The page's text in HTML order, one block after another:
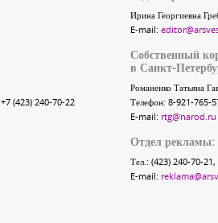
+7 (423) 240-70-22
Ирина Георгиевна
E-mail:
Собственный
в Санкт-
Романенко Татьяна
Телефон: 8-921-765-
E-mail: rtg@narod.ru
Отдел рекламы:
Тел.: (423) 240-70-
E-mail: